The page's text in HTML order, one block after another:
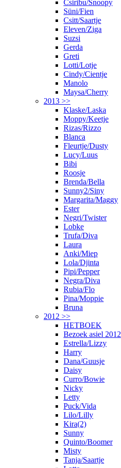
Csiribu/Snoopy
Süni/Fien
Csitt/Saartje
Eleven/Ziga
Suzsi
Gerda
Greti
Lotti/Lotje
Cindy/Cientje
Manolo
Maysa/Cherry
2013 >>
Klaske/Laska
Moppy/Keetje
Rizas/Rizzo
Blanca
Fleurtje/Dusty
Lucy/Luus
Bibi
Roosje
Brenda/Bella
Sunny2/Siny
Margarita/Maggy
Ester
Negri/Twister
Lobke
Trufa/Diva
Laura
Anki/Miep
Lola/Djinta
Pipi/Pepper
Negra/Diva
Rubia/Flo
Pina/Moppie
Bruna
2012 >>
HETBOEK
Bezoek asiel 2012
Estrella/Lizzy
Harry
Dana/Guusje
Daisy
Curro/Bowie
Nicky
Letty
Puck/Vida
Lilo/Lilly
Kira(2)
Sunny
Quinto/Boomer
Misty
Tanja/Saartje